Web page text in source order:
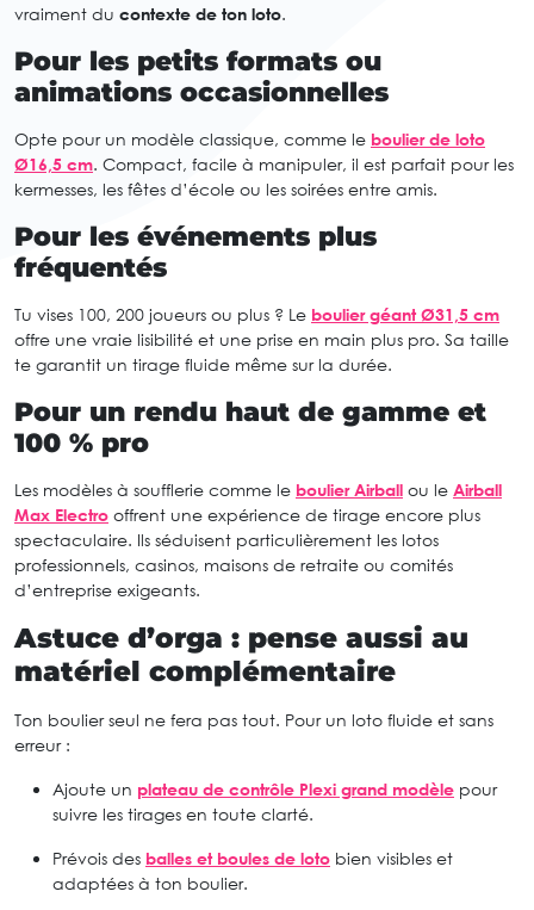
vraiment du contexte de ton loto.
Pour les petits formats ou
animations occasionnelles
Opte pour un modèle classique, comme le boulier de loto
Ø16,5 cm. Compact, facile à manipuler, il est parfait pour les
kermesses, les fêtes d’école ou les soirées entre amis.
Pour les événements plus
fréquentés
Tu vises 100, 200 joueurs ou plus ? Le boulier géant Ø31,5 cm
offre une vraie lisibilité et une prise en main plus pro. Sa taille
te garantit un tirage fluide même sur la durée.
Pour un rendu haut de gamme et
100 % pro
Les modèles à soufflerie comme le boulier Airball ou le Airball
Max Electro offrent une expérience de tirage encore plus
spectaculaire. Ils séduisent particulièrement les lotos
professionnels, casinos, maisons de retraite ou comités
d’entreprise exigeants.
Astuce d’orga : pense aussi au
matériel complémentaire
Ton boulier seul ne fera pas tout. Pour un loto fluide et sans
erreur :
Ajoute un plateau de contrôle Plexi grand modèle pour
suivre les tirages en toute clarté.
Prévois des balles et boules de loto bien visibles et
adaptées à ton boulier.